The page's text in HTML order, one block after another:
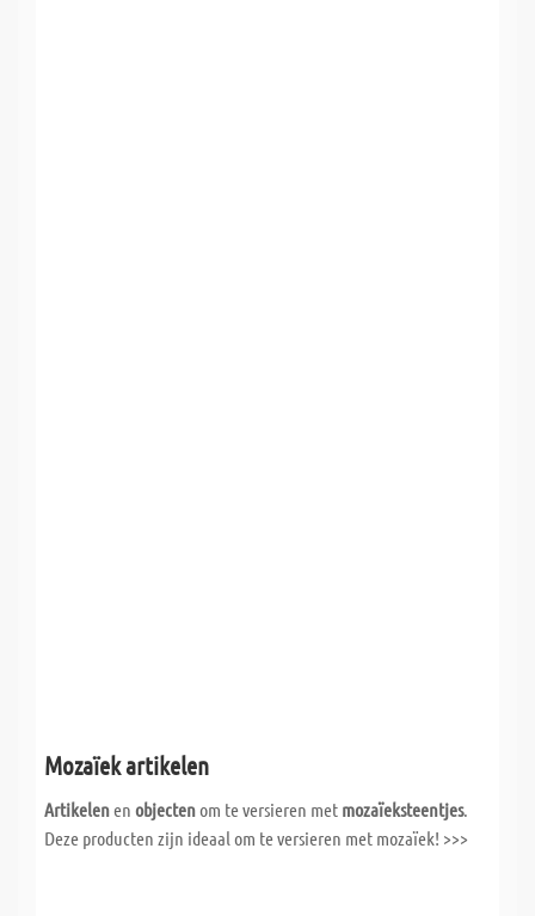
Mozaïek artikelen
Artikelenen objectenom te versieren met mozaïeksteentjes.
Deze producten zijn ideaal om te versieren met mozaïek! >>>